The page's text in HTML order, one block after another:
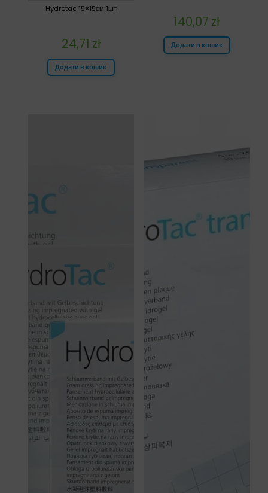
140,07 zł
Додати в кошик
Hydrotac 15×15см 1шт
24,71 zł
Додати в кошик